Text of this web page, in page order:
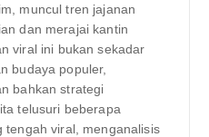
muncul tren jajanan
dan merajai kantin
viral ini bukan sekadar
budaya populer,
bahkan strategi
telusuri beberapa
tengah viral, menganalisis